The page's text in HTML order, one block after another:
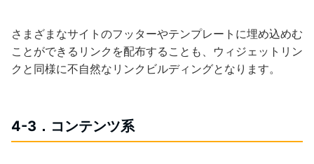
さまざまなサイトのフッターやテンプレートに埋め込めむ
ことができるリンクを配布することも、ウィジェットリン
クと同様に不自然なリンクビルディングとなります。
4-3．コンテンツ系